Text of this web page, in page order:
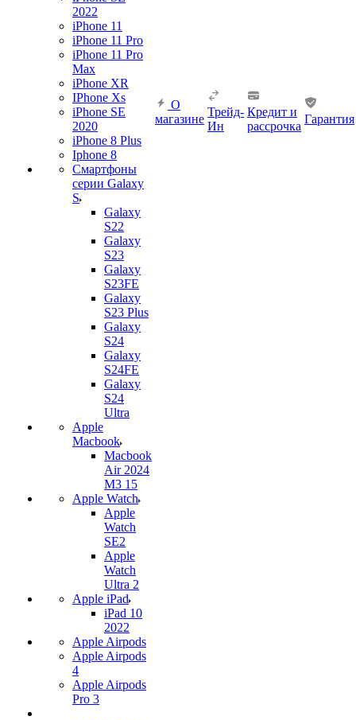
2022
iPhone 11
iPhone 11 Pro
iPhone 11 Pro
Max
iPhone XR
IPhone Xs
iPhone SE
2020
iPhone 8 Plus
Iphone 8
Смартфоны
серии Galaxy
S
Galaxy
S22
Galaxy
S23
Galaxy
S23FE
Galaxy
S23 Plus
Galaxy
S24
Galaxy
S24FE
Galaxy
S24
Ultra
Apple
Macbook
Macbook
Air 2024
M3 15
Apple Watch
Apple
Watch
SE2
Apple
Watch
Ultra 2
Apple iPad
iPad 10
2022
Apple Airpods
Apple Airpods
4
Apple Airpods
Pro 3
О
магазине
Трейд-
Ин
Кредит и
рассрочка
Гарантия